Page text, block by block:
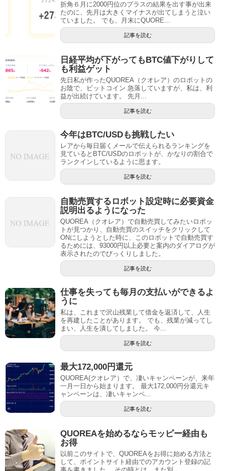
折角６月に2000円位のプラスの結果を出す事が出来
たのに、先月は大きくマイナスが出てしまうと泣い
ていました。 でも、月末にQUORE...
記事を読む
日経平均が下がってもBTC値下がりして
も利益ゲット
先日私が作ったQUOREA（クオレア）のロボットの
お陰で、ビットコイン 急落していますが、私は、利
益が出続けています。 先月...
記事を読む
今年はBTC/USDも挑戦したい
レアから毎日届くメールで伝えられるランキングを
見ているとBTC/USDのロボットが、かなりの割合で
ランクインしているように思ます。
記事を読む
自動売買するロボット設定時に必要資金
説明出るようになった
QUOREA（クオレア）で自動売買してみたいロボッ
トが見つかり、自動売買のスイッチをクリックして
ONにしようとした時に、このロボットで自動売買す
るためには、93000円以上必要と案内のダイアログが
表示されたのでびっくりしました。
記事を読む
仕事を失っても毎月の支払いができるよ
うに
私は、これまで沢山残業して借金を返済して、人生
を再建したことがあります。 でも、残業が減ってし
まい、人生を潰してしました。 今...
記事を読む
最大172,000円還元
QUOREA(クオレア）で、凄いキャンペーンが、来年
一月一日から始まります。 最大172,000円分還元キ
ャンペーンは、凄いキャンペ...
記事を読む
QUOREAを始めるならモッピー経由も
お得
以前このサイトで、QUOREAをお得に始める方法と
して、ポイントサイト経由でのアカウント登録の記